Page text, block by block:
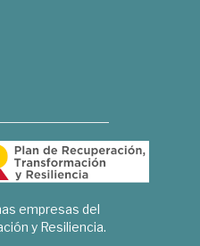
empresas del
y Resiliencia.